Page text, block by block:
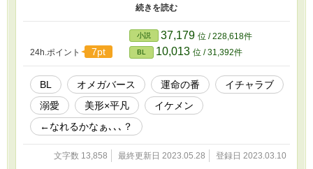
だから、俺は戸惑っている 「あっ、あの！て、手を繋ぎたい､､､で
す」 俺の運命の番がこんなに奥手なんて想像もしてなかったから
だ！！！！！！ ､､､こんなんじゃいつまで経っても番えない､､､ い
やいやいや！！！なぜ俺が番になりたいみたいな言い草なん
だ！！！！ ､､､ ､､､とりあえず、ハグできるようにならないとな､､､
全ての物事が完璧にこなせるが、恋愛に関してはとことんウブな美
形アルファ × アルファに嫌悪していたが、余りにも番が手を出さな
いから、悶々してる無意識淫乱？！平凡オメガ ※運命の番の二人
がいちゃらぶする話です
24h.ポイント 7pt
小説 37,179 位 / 228,618件
BL 10,013 位 / 31,392件
BL オメガバース 運命の番
イチャラブ
溺愛
美形×平凡
イケメン
←なれるかなぁ､､､？
文字数 13,858 最終更新日 2023.05.28 登録日 2023.03.10